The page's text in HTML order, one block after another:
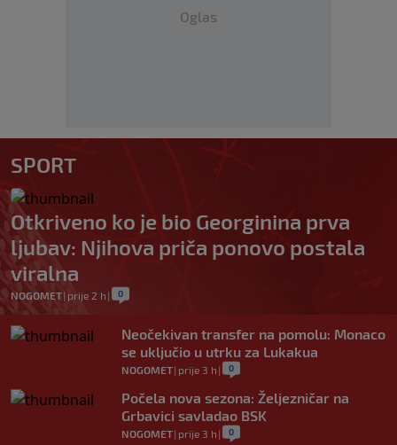
Oglas
SPORT
Otkriveno ko je bio Georginina prva
ljubav: Njihova priča ponovo postala
viralna
NOGOMET| prije 2 h | 0
Neočekivan transfer na pomolu: Monaco
se uključio u utrku za Lukakua
NOGOMET| prije 3 h | 0
Počela nova sezona: Željezničar na
Grbavici savladao BSK
NOGOMET| prije 3 h | 0